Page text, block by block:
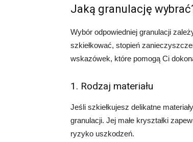
Jaką granulację
Wybór odpowiedniej granulacji
szkiełkować, stopień
wskazówek, które pomogą Ci
1. Rodzaj materiału
Jeśli szkiełkujesz delikatne
granulacji. Jej małe kryształki
ryzyko uszkodzeń.